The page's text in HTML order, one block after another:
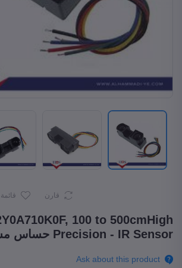
قارن
100 to 500cmHigh
Precision - IR Sensor حساس مسافة دقيق
Ask about this product